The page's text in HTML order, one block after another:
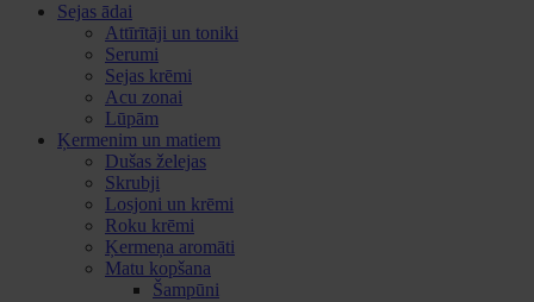
Sejas ādai
Attīrītāji un toniki
Serumi
Sejas krēmi
Acu zonai
Lūpām
Ķermenim un matiem
Dušas želejas
Skrubji
Losjoni un krēmi
Roku krēmi
Ķermeņa aromāti
Matu kopšana
Šampūni